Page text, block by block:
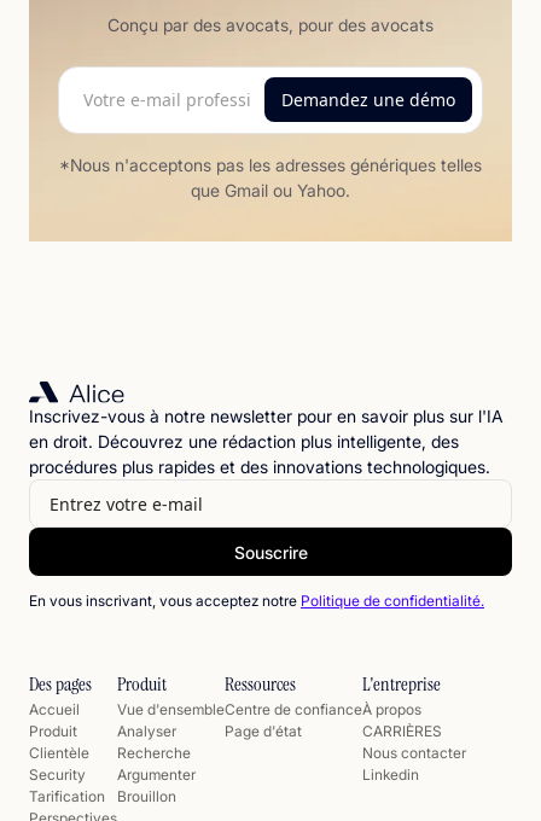
Conçu par des avocats, pour des avocats
*Nous n'acceptons pas les adresses génériques telles
que Gmail ou Yahoo.
Inscrivez-vous à notre newsletter pour en savoir plus sur l'IA
en droit. Découvrez une rédaction plus intelligente, des
procédures plus rapides et des innovations technologiques.
En vous inscrivant, vous acceptez notre Politique de confidentialité.
Des pages
Accueil
Produit
Clientèle
Security
Tarification
Produit
Vue d'ensemble
Analyser
Recherche
Argumenter
Brouillon
Ressources
Centre de confiance
Page d'état
L'entreprise
À propos
CARRIÈRES
Nous contacter
Linkedin